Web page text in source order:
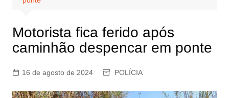
Motorista fica ferido após
caminhão despencar em ponte
16 de agosto de 2024 POLÍCIA